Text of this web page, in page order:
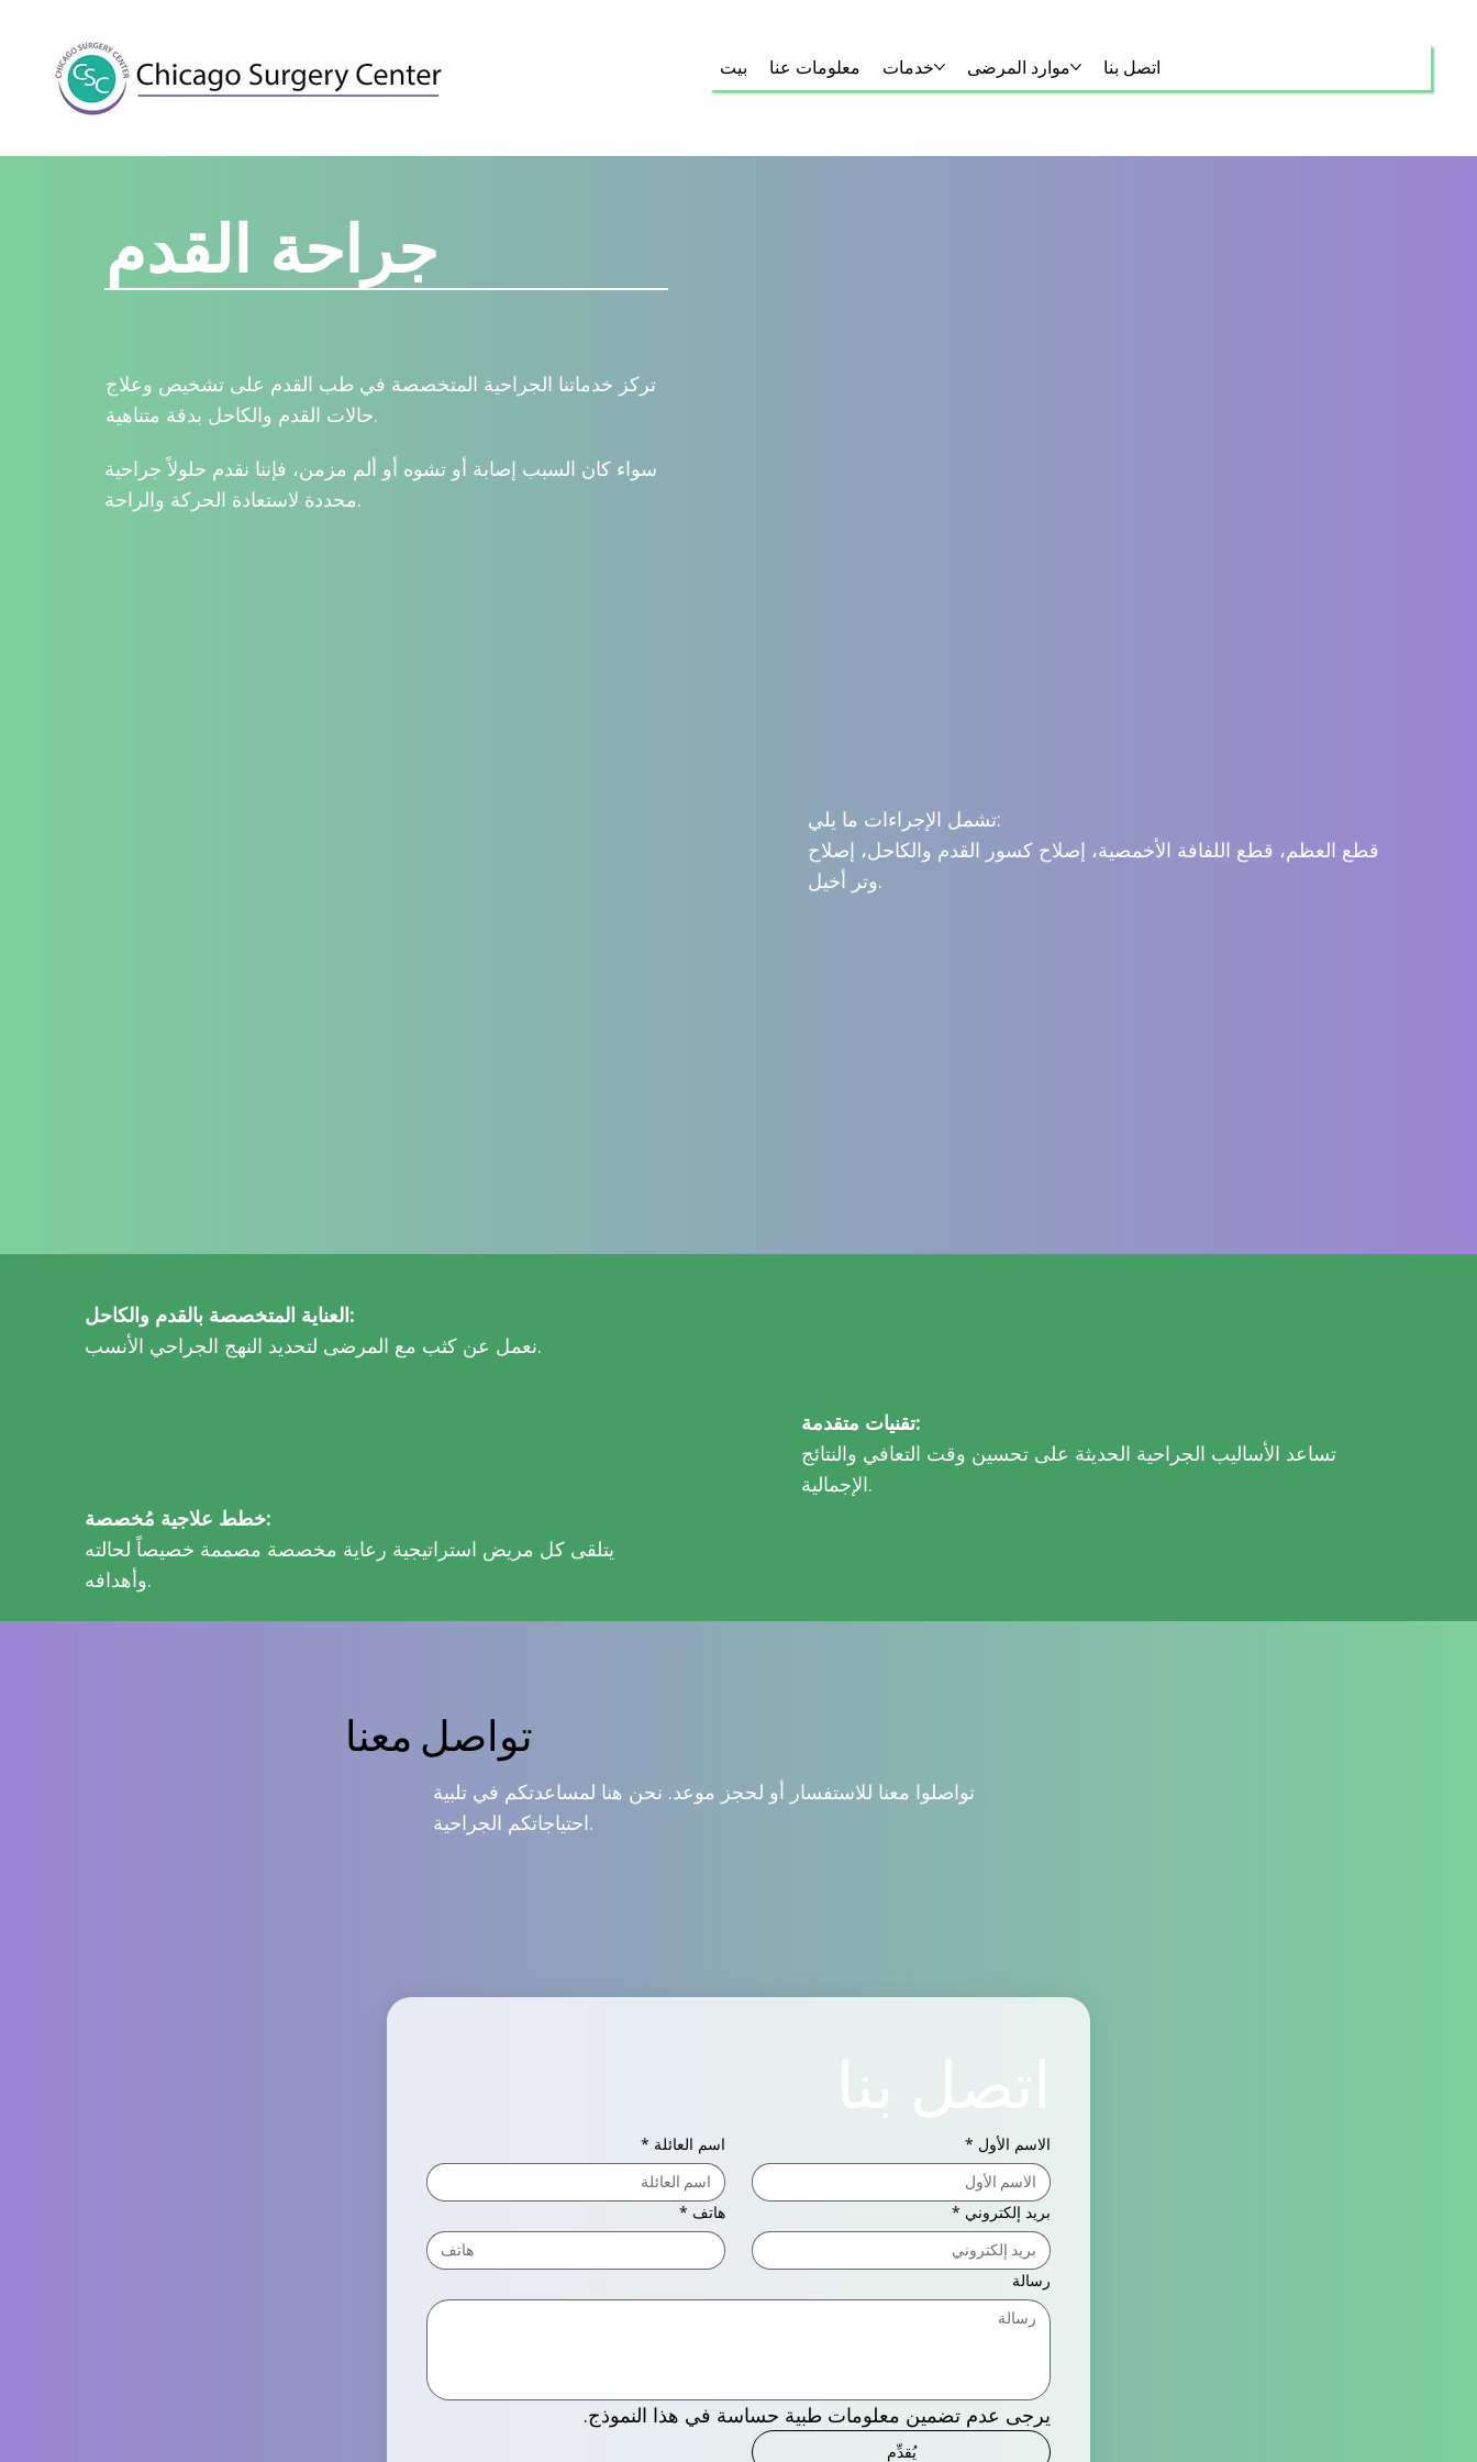
بيت معلومات عنا خدمات موارد المرضى اتصل بنا
جراحة القدم
تركز خدماتنا الجراحية المتخصصة في طب القدم على تشخيص وعلاج
حالات القدم والكاحل بدقة متناهية.
سواء كان السبب إصابة أو تشوه أو ألم مزمن، فإننا نقدم حلولاً جراحية
محددة لاستعادة الحركة والراحة.
تشمل الإجراءات ما يلي:
قطع العظم، قطع اللفافة الأخمصية، إصلاح كسور القدم والكاحل، إصلاح
وتر أخيل.
العناية المتخصصة بالقدم والكاحل:
نعمل عن كثب مع المرضى لتحديد النهج الجراحي الأنسب.
تقنيات متقدمة:
تساعد الأساليب الجراحية الحديثة على تحسين وقت التعافي والنتائج
الإجمالية.
خطط علاجية مُخصصة:
يتلقى كل مريض استراتيجية رعاية مخصصة مصممة خصيصاً لحالته
وأهدافه.
تواصل معنا
تواصلوا معنا للاستفسار أو لحجز موعد. نحن هنا لمساعدتكم في تلبية
احتياجاتكم الجراحية.
اتصل بنا
الاسم الأول * اسم العائلة *
بريد إلكتروني * هاتف *
رسالة
يرجى عدم تضمين معلومات طبية حساسة في هذا النموذج.
يُقدِّم